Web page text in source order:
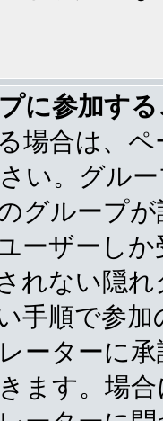
に参加す
場合は、
い。グル
グループ
ーザーし
れない隠
手順で参
ーターに
ます。場